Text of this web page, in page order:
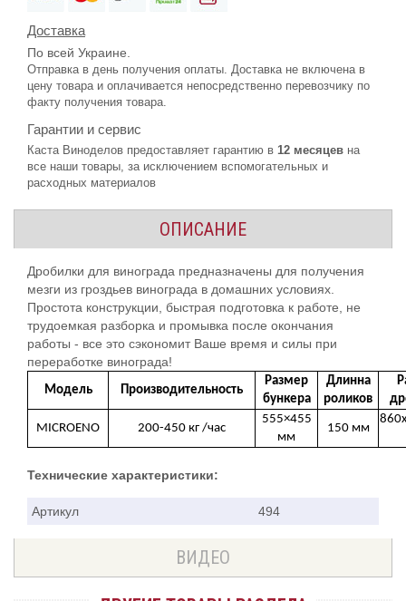
Доставка
По всей Украине.
Отправка в день получения оплаты. Доставка не включена в
цену товара и оплачивается непосредственно перевозчику по
факту получения товара.
Гарантии и сервис
Каста Виноделов предоставляет гарантию в 12 месяцев на
все наши товары, за исключением вспомогательных и
расходных материалов
ОПИСАНИЕ
Дробилки для винограда предназначены для получения
мезги из гроздьев винограда в домашних условиях.
Простота конструкции, быстрая подготовка к работе, не
трудоемкая разборка и промывка после окончания
работы - все это сэкономит Ваше время и силы при
переработке винограда!
Модель Производительность
Размер
бункера
Длинна
роликов
MICROENO 200-450 кг /час
555×455
мм
150 мм
Технические характеристики:
Артикул 494
ВИДЕО